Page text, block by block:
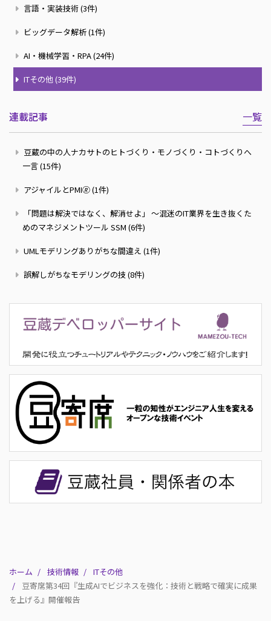
言語・実装技術 (3件)
ビッグデータ解析 (1件)
AI・機械学習・RPA (24件)
ITその他 (39件)
連載記事 一覧
豆蔵の中の人ナカサトのヒトづくり・モノづくり・コトづくりへ
一言 (15件)
アジャイルとPMI🄬 (1件)
「問題は解決ではなく、解消せよ」 ～混迷のIT業界を生き抜くた
めのマネジメントツール SSM (6件)
UMLモデリングありがちな間違え (1件)
誤解しがちなモデリングの技 (8件)
ホーム 技術情報
ITその他
豆寄席第34回『生成AIでビジネスを強化：技術と戦略で確実に成果
を上げる』開催報告